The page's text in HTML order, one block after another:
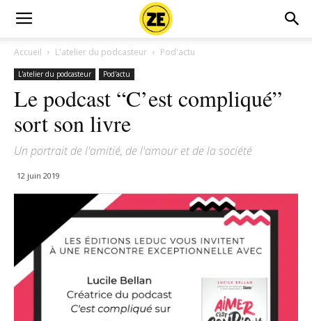
Accueil L'atelier du podcasteur Pod'actu
L'atelier du podcasteur Pod'actu
Le podcast “C’est compliqué”
sort son livre
Un portrait de l'amitié, de l'amour et de la société
12 juin 2019